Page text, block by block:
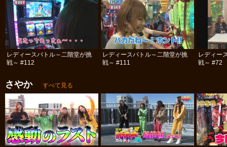
レディースバトル～二階堂が挑
戦～ #112
レディースバトル～二階堂が挑
戦～ #111
レディー
戦～ #72
さやか すべて見る